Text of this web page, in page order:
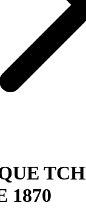
1870